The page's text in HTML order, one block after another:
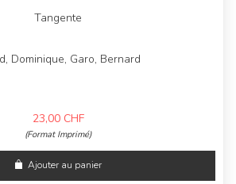
Tangente
Dominique, Garo, Bernard
23,00 CHF
(Format Imprimé)
Ajouter au panier